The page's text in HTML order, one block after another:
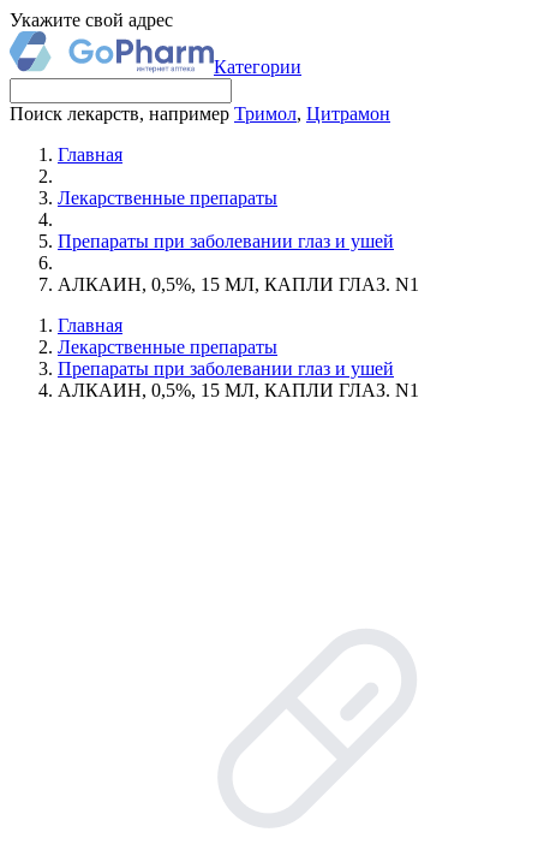
Укажите свой адрес
Категории
Поиск лекарств, например Тримол, Цитрамон
Главная
Лекарственные препараты
Препараты при заболевании глаз и ушей
АЛКАИН, 0,5%, 15 МЛ, КАПЛИ ГЛАЗ. N1
Главная
Лекарственные препараты
Препараты при заболевании глаз и ушей
АЛКАИН, 0,5%, 15 МЛ, КАПЛИ ГЛАЗ. N1